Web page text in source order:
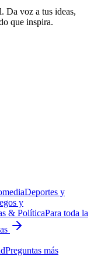
Da voz a tus ideas,
que inspira.
Deportes y
y
& PolíticaPara toda la
Preguntas más